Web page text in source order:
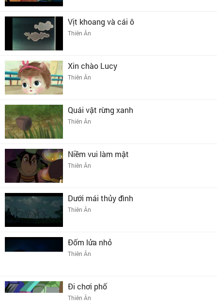
Vịt khoang và cái ô
Thiên Ân
Xin chào Lucy
Thiên Ân
Quái vật rừng xanh
Thiên Ân
Niềm vui làm mật
Thiên Ân
Dưới mái thủy đình
Thiên Ân
Đốm lửa nhỏ
Thiên Ân
Đi chơi phố
Thiên Ân